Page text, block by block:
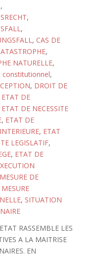
,
,
,
, CAS DE
,
NATURELLE,
constitutionnel,
, DROIT DE
ETAT DE
ETAT DE NECESSITE
, ETAT DE
, ETAT
LEGISLATIF,
, ETAT DE
MESURE DE
MESURE
, SITUATION
RASSEMBLE LES
A LA MAITRISE
EN